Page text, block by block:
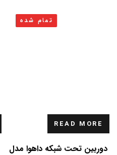
تمام شده
READ MORE
دوربین تحت شبکه داهوا مدل